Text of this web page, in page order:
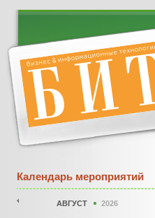
Календарь мероприятий
АВГУСТ 2026